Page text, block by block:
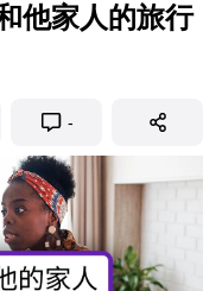
他家人的旅行
-